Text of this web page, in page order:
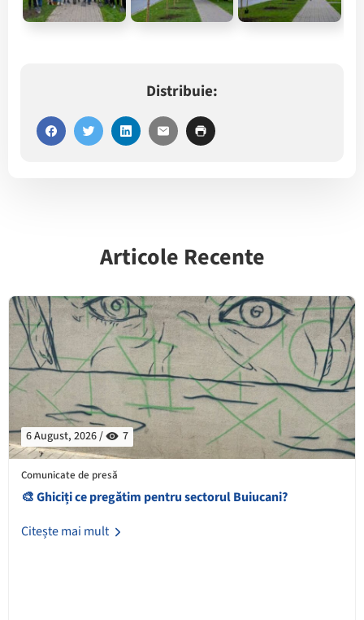
Distribuie:
Articole Recente
6 August, 2026 / 7
Comunicate de presă
🎨 Ghiciți ce pregătim pentru sectorul Buiucani?
Citește mai mult